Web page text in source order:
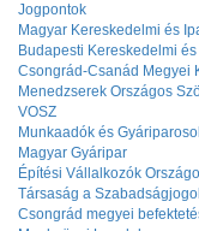
Jogpontok
Magyar Kereskedelmi és
Budapesti Kereskedelmi
Csongrád-Csanád Megyei
Menedzserek Országos
VOSZ
Munkaadók és
Magyar Gyáripar
Építési Vállalkozók
Társaság a
Csongrád megyei